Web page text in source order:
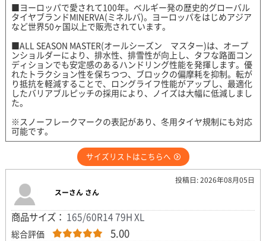
■ヨーロッパで愛されて100年。ベルギー発の歴史的グローバル
タイヤブランドMINERVA(ミネルバ)。ヨーロッパをはじめアジア
など世界50ヶ国以上で販売されています。
■ALL SEASON MASTER(オールシーズン マスター)は、オープ
ンショルダーにより、排水性、排雪性が向上し、タフな路面コン
ディションでも安定感のあるハンドリング性能を発揮します。優
れたトラクション性を保ちつつ、ブロックの偏摩耗を抑制。転が
り抵抗を軽減することで、ロングライフ性能がアップし、最適化
したバリアブルピッチの採用により、ノイズは大幅に低減しまし
た。
※スノーフレークマークの表記があり、冬用タイヤ規制にも対応
可能です。
サイズリストはこちらへ
投稿日: 2026年08月05日
スーさん さん
商品サイズ： 165/60R14 79H XL
総合評価 5.00